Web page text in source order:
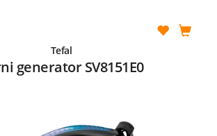
Tefal
generator SV8151E0